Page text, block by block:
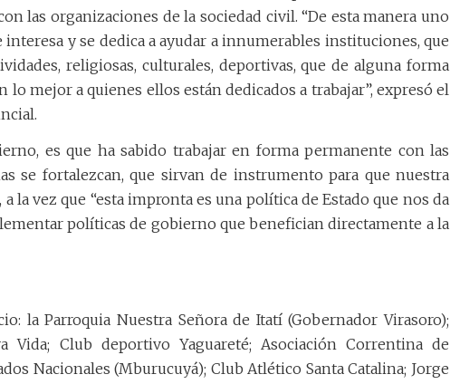
las organizaciones de la sociedad civil. “De esta manera uno
y se dedica a ayudar a innumerables instituciones, que
religiosas, culturales, deportivas, que de alguna forma
mejor a quienes ellos están dedicados a trabajar”, expresó el
es que ha sabido trabajar en forma permanente con las
se fortalezcan, que sirvan de instrumento para que nuestra
la vez que “esta impronta es una política de Estado que nos da
políticas de gobierno que benefician directamente a la
la Parroquia Nuestra Señora de Itatí (Gobernador Virasoro);
Vida; Club deportivo Yaguareté; Asociación Correntina de
Nacionales (Mburucuyá); Club Atlético Santa Catalina; Jorge